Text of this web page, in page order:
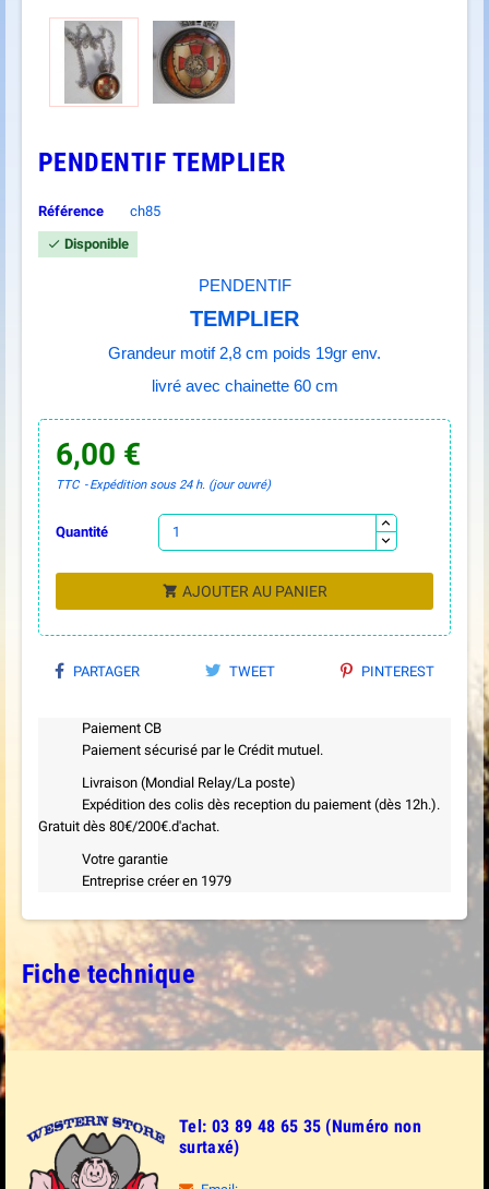
PENDENTIF TEMPLIER
Référence ch85
 Disponible
PENDENTIF
TEMPLIER
Grandeur motif 2,8 cm poids 19gr env.
livré avec chainette 60 cm
6,00 €
TTC Expédition sous 24 h. (jour ouvré)
Quantité
 AJOUTER AU PANIER
PARTAGER TWEET PINTEREST
Paiement CB
Paiement sécurisé par le Crédit mutuel.
Livraison (Mondial Relay/La poste)
Expédition des colis dès reception du paiement (dès 12h.).
Gratuit dès 80€/200€.d'achat.
Votre garantie
Entreprise créer en 1979
Fiche technique
Tel: 03 89 48 65 35 (Numéro non
surtaxé)